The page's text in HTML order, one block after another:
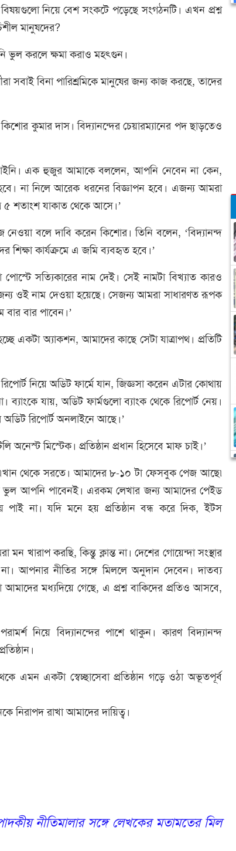
নিয়ে বেশ সংকটে পড়েছে সংগঠনটি। এখন প্রশ্ন
মানুষদের?
ভুল করলে ক্ষমা করাও মহৎগুন।
সবাই বিনা পারিশ্রমিকে মানুষের জন্য কাজ করছে, তাদের
কুমার দাস। বিদ্যানন্দের চেয়ারম্যানের পদ ছাড়তেও
এক হুজুর আমাকে বললেন, আপনি নেবেন না কেন,
না নিলে আরেক ধরনের বিজ্ঞাপন হবে। এজন্য আমরা
৫ শতাংশ যাকাত থেকে আসে।’
নেওয়া বলে দাবি করেন কিশোর। তিনি বলেন, ‘বিদ্যানন্দ
শিক্ষা কার্যক্রমে এ জমি ব্যবহৃত হবে।’
সত্যিকারের নাম দেই। সেই নামটা বিখ্যাত কারও
ওই নাম দেওয়া হয়েছে। সেজন্য আমরা সাধারণত রূপক
বার পাবেন।’
একটা অ্যাকশন, আমাদের কাছে সেটা যাত্রাপথ। প্রতিটি
নিয়ে অডিট ফার্মে যান, জিজ্ঞসা করেন এটার কোথায়
ব্যাংকে যায়, অডিট ফার্মগুলো ব্যাংক থেকে রিপোর্ট নেয়।
রিপোর্ট অনলাইনে আছে।’
মিস্টেক। প্রতিষ্ঠান প্রধান হিসেবে মাফ চাই।’
থেকে সরতে। আমাদের ৮-১০ টা ফেসবুক পেজ আছে৷
ভুল আপনি পাবেনই। এরকম লেখার জন্য আমাদের পেইড
পাই না। যদি মনে হয় প্রতিষ্ঠান বন্ধ করে দিক, ইটস
করছি, কিন্তু ক্লান্ত না। দেশের গোয়েন্দা সংস্থার
আপনার নীতির সঙ্গে মিললে অনুদান দেবেন। দাতব্য
আমাদের মধ্যদিয়ে গেছে, এ প্রশ্ন বাকিদের প্রতিও আসবে,
নিয়ে বিদ্যানন্দের পাশে থাকুন। কারণ বিদ্যানন্দ
এমন একটা স্বেচ্ছাসেবা প্রতিষ্ঠান গড়ে ওঠা অভূতপূর্ব
নিরাপদ রাখা আমাদের দায়িত্ব।
নীতিমালার সঙ্গে লেখকের মতামতের মিল